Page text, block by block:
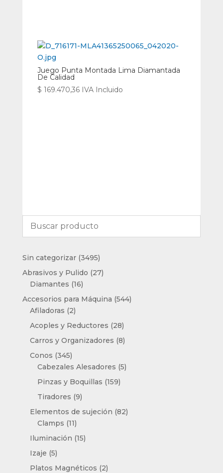
Juego Punta Montada Lima Diamantada
De Calidad
$ 169.470,36 IVA Incluido
Sin categorizar 34953495
productos
Abrasivos y Pulido 2727
Diamantes 1616
productos
Accesorios para Máquina 544544
Afiladoras 22
productos
Acoples y Reductores 2828
productos
Carros y Organizadores 88
Conos 345345
productos
Cabezales Alesadores 55
Pinzas y Boquillas 159159
Tiradores 99
productos
Elementos de sujeción 8282
Clamps 1111
productos
Iluminación 1515
Izaje 55
productos
Platos Magnéticos 22